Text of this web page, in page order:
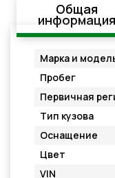
Общая
информация
Марка и
Пробег
Первичная
Тип кузова
Оснащение
Цвет
VIN